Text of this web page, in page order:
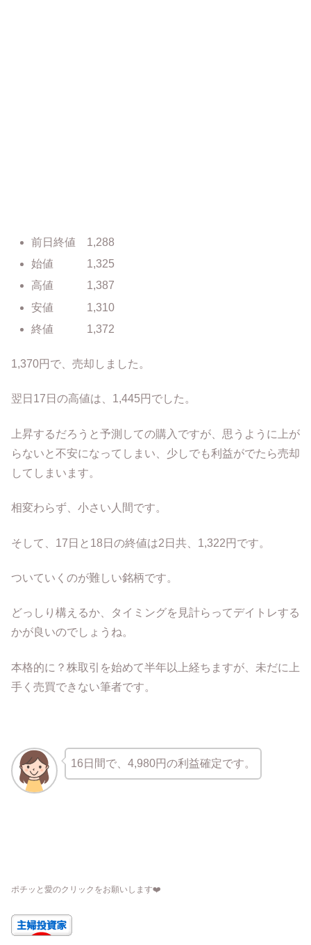
前日終値 1,288
始値 1,325
高値 1,387
安値 1,310
終値 1,372
1,370円で、売却しました。
翌日17日の高値は、1,445円でした。
上昇するだろうと予測しての購入ですが、思うように上が
らないと不安になってしまい、少しでも利益がでたら売却
してしまいます。
相変わらず、小さい人間です。
そして、17日と18日の終値は2日共、1,322円です。
ついていくのが難しい銘柄です。
どっしり構えるか、タイミングを見計らってデイトレする
かが良いのでしょうね。
本格的に？株取引を始めて半年以上経ちますが、未だに上
手く売買できない筆者です。
16日間で、4,980円の利益確定です。
ポチッと愛のクリックをお願いします❤️